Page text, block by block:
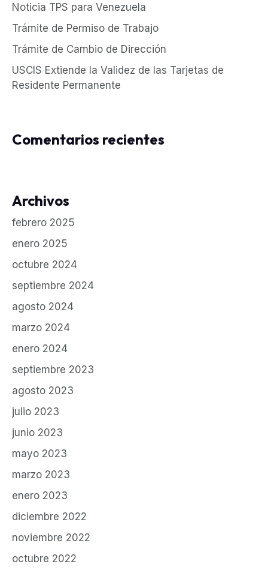
Noticia TPS para Venezuela
Trámite de Permiso de Trabajo
Trámite de Cambio de Dirección
USCIS Extiende la Validez de las Tarjetas de
Residente Permanente
Comentarios recientes
Archivos
febrero 2025
enero 2025
octubre 2024
septiembre 2024
agosto 2024
marzo 2024
enero 2024
septiembre 2023
agosto 2023
julio 2023
junio 2023
mayo 2023
marzo 2023
enero 2023
diciembre 2022
noviembre 2022
octubre 2022